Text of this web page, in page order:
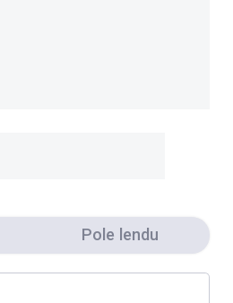
Pole lendu